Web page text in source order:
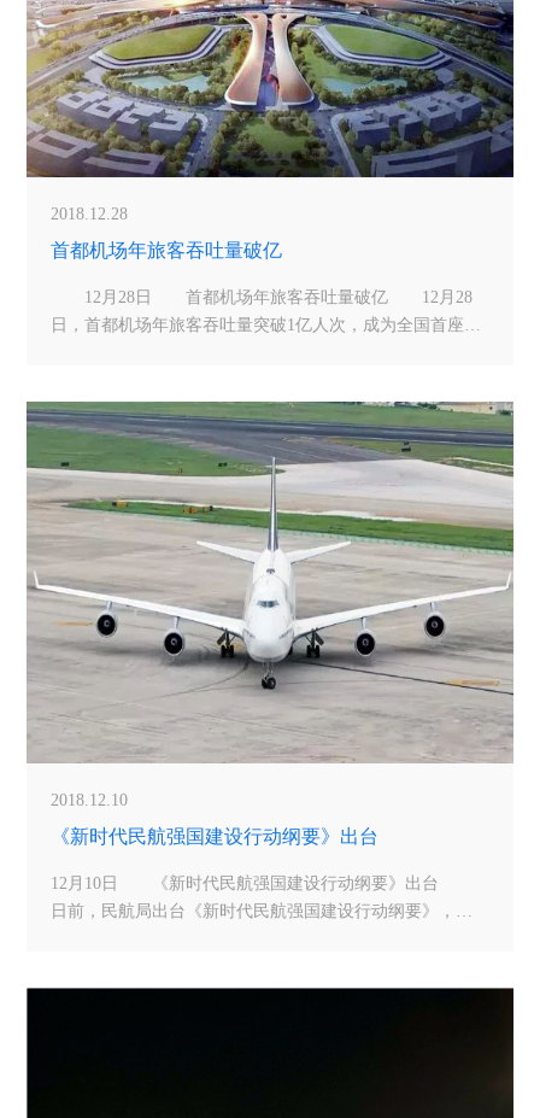
2018.12.28
首都机场年旅客吞吐量破亿
12月28日 首都机场年旅客吞吐量破亿 12月28
日，首都机场年旅客吞吐量突破1亿人次，成为全国首座、
新高：成都双流国际机场突破5000万人次，重庆江北国际
机场突破4000万人次，石家庄
2018.12.10
《新时代民航强国建设行动纲要》出台
12月10日 《新时代民航强国建设行动纲要》出台
日前，民航局出台《新时代民航强国建设行动纲要》，是
越;到2035年，实现从单一的航空运输强国向多领域的民航